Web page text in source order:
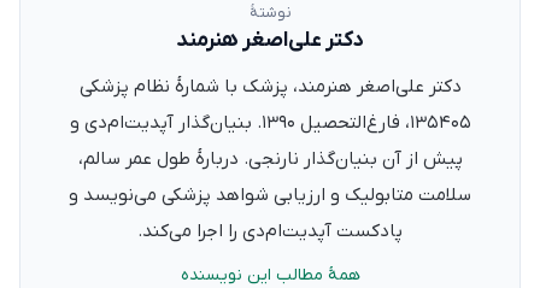
نوشتهٔ
دکتر علی‌اصغر هنرمند
دکتر علی‌اصغر هنرمند، پزشک با شمارهٔ نظام پزشکی
۱۳۵۴۰۵، فارغ‌التحصیل ۱۳۹۰. بنیان‌گذار آپدیت‌ام‌دی و
پیش از آن بنیان‌گذار نارنجی. دربارهٔ طول عمر سالم،
سلامت متابولیک و ارزیابی شواهد پزشکی می‌نویسد و
پادکست آپدیت‌ام‌دی را اجرا می‌کند.
همهٔ مطالب این نویسنده